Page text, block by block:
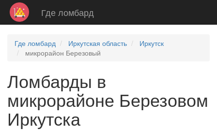
Где ломбард
Где ломбард Иркутская область
Иркутск
микрорайон Березовый
Ломбарды в
микрорайоне Березовом
Иркутска